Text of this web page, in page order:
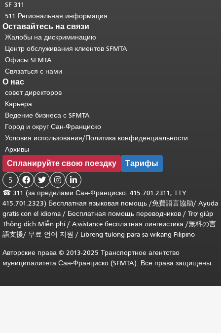
SF 311
511 Региональная информация
Оставайтесь на связи
Жалобы на дискриминацию
Центр обслуживания клиентов SFMTA
Офисы SFMTA
Связаться с нами
О нас
совет директоров
Карьера
Ведение бизнеса с SFMTA
Город и округ Сан-Франциско
Условия использования/Политика конфиденциальности
Архивы
Спланируйте свою поездку Тарифы
5    
☎ 311 (за пределами Сан-Франциско: 415.701.2311; TTY
415.701.2323) Бесплатная языковая помощь /免費語言協助/ Ayuda
gratis con el idioma / Бесплатная помощь переводчиков / Trợ giúp
Thông dịch Miễn phí/ Assistance бесплатная лингвистика /無料の言
語支援/ 무료 언어 지원 / Libreng tulong para sa wikang Filipino
Авторские права © 2013-2025 Транспортное агентство
муниципалитета Сан-Франциско (SFMTA). Все права защищены.